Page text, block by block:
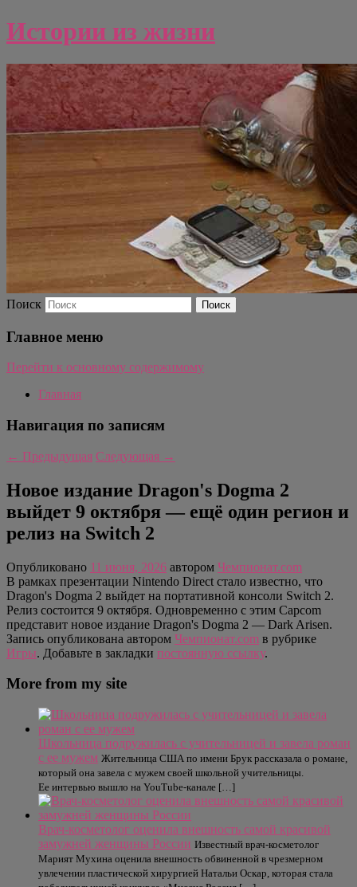
Истории из жизни
Поиск
Главное меню
Перейти к основному содержимому
Главная
Навигация по записям
← Предыдущая Следующая →
Новое издание Dragon's Dogma 2
выйдет 9 октября — ещё один регион и
релиз на Switch 2
Опубликовано 11 июня, 2026 автором Чемпионат.com
В рамках презентации Nintendo Direct стало известно, что
Dragon's Dogma 2 выйдет на портативной консоли Switch 2.
Релиз состоится 9 октября. Одновременно с этим Capcom
представит новое издание Dragon's Dogma 2 — Dark Arisen.
Запись опубликована автором Чемпионат.com в рубрике
Игры. Добавьте в закладки постоянную ссылку.
More from my site
Школьница подружилась с учительницей и завела роман
с ее мужем Жительница США по имени Брук рассказала о романе,
который она завела с мужем своей школьной учительницы.
Ее интервью вышло на YouTube-канале […]
Врач-косметолог оценила внешность самой красивой
замужней женщины России Известный врач-косметолог
Марият Мухина оценила внешность обвиненной в чрезмерном
увлечении пластической хирургией Натальи Оскар, которая стала